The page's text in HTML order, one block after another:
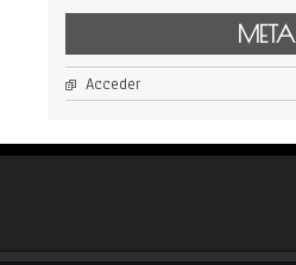
META
Acceder